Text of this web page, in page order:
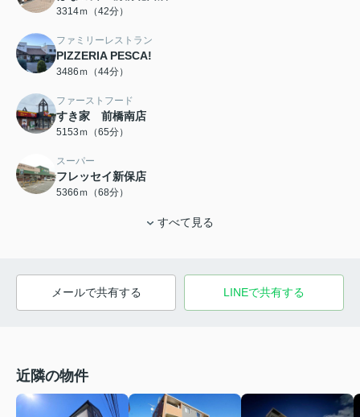
3314ｍ（42分）
ファミリーレストラン
PIZZERIA PESCA!
3486ｍ（44分）
ファーストフード
すき家 前橋南店
5153ｍ（65分）
スーパー
フレッセイ新保店
5366ｍ（68分）
すべて見る
メールで共有する LINEで共有する
近隣の物件